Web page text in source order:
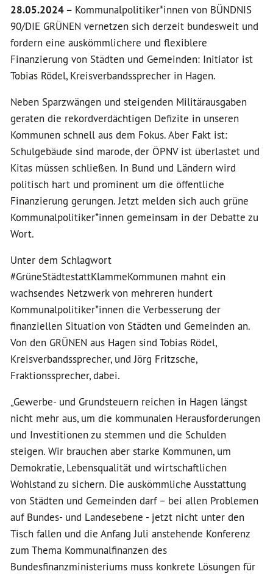
28.05.2024 – Kommunalpolitiker*innen von BÜNDNIS
90/DIE GRÜNEN vernetzen sich derzeit bundesweit und
fordern eine auskömmlichere und flexiblere
Finanzierung von Städten und Gemeinden: Initiator ist
Tobias Rödel, Kreisverbandssprecher in Hagen.
Neben Sparzwängen und steigenden Militärausgaben
geraten die rekordverdächtigen Defizite in unseren
Kommunen schnell aus dem Fokus. Aber Fakt ist:
Schulgebäude sind marode, der ÖPNV ist überlastet und
Kitas müssen schließen. In Bund und Ländern wird
politisch hart und prominent um die öffentliche
Finanzierung gerungen. Jetzt melden sich auch grüne
Kommunalpolitiker*innen gemeinsam in der Debatte zu
Wort.
Unter dem Schlagwort
#GrüneStädtestattKlammeKommunen mahnt ein
wachsendes Netzwerk von mehreren hundert
Kommunalpolitiker*innen die Verbesserung der
finanziellen Situation von Städten und Gemeinden an.
Von den GRÜNEN aus Hagen sind Tobias Rödel,
Kreisverbandssprecher, und Jörg Fritzsche,
Fraktionssprecher, dabei.
„Gewerbe- und Grundsteuern reichen in Hagen längst
nicht mehr aus, um die kommunalen Herausforderungen
und Investitionen zu stemmen und die Schulden
steigen. Wir brauchen aber starke Kommunen, um
Demokratie, Lebensqualität und wirtschaftlichen
Wohlstand zu sichern. Die auskömmliche Ausstattung
von Städten und Gemeinden darf – bei allen Problemen
auf Bundes- und Landesebene - jetzt nicht unter den
Tisch fallen und die Anfang Juli anstehende Konferenz
zum Thema Kommunalfinanzen des
Bundesfinanzministeriums muss konkrete Lösungen für